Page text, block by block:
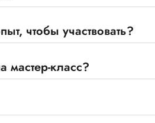
чтобы участвовать?
мастер-класс?